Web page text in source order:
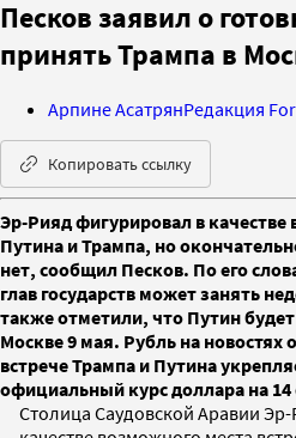
Песков заявил о
принять Трампа в
Арпине АсатрянРедакция
Копировать ссылку
Эр-Рияд фигурировал в качестве
Путина и Трампа, но
нет, сообщил Песков. По его
глав государств может занять
также отметили, что Путин
Москве 9 мая. Рубль на
встрече Трампа и Путина
официальный курс доллара на 14
Столица Саудовской Аравии